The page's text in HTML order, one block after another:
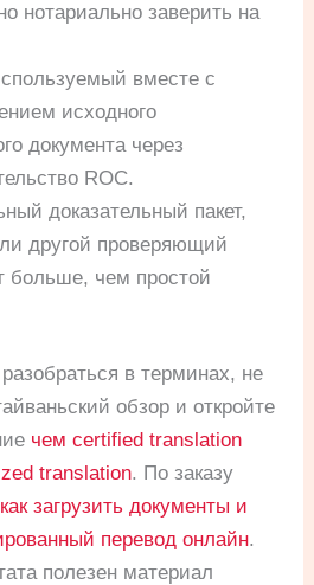
нотариально заверить на
вместе с
исходного
документа через
ROC.
доказательный пакет,
другой проверяющий
больше, чем простой
в терминах, не
обзор и откройте
чем certified translation
translation. По заказу
как загрузить документы и
перевод онлайн.
полезен материал